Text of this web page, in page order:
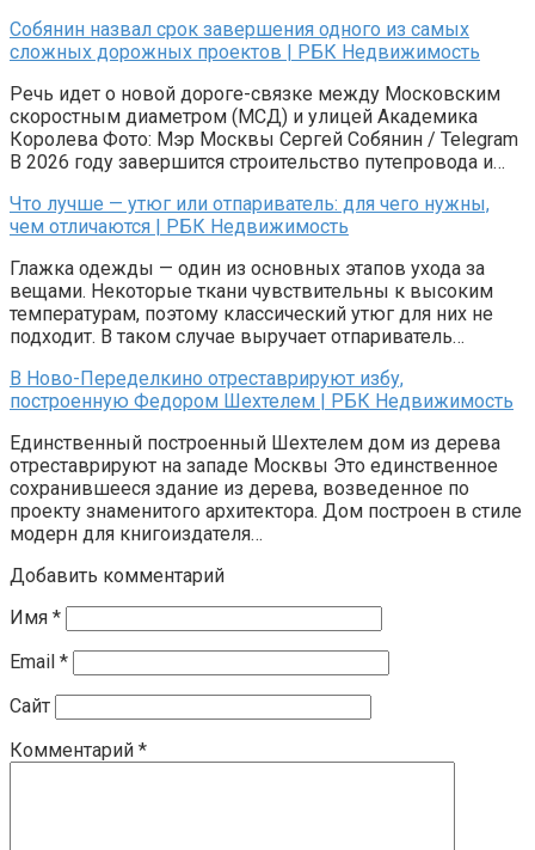
Собянин назвал срок завершения одного из самых
сложных дорожных проектов | РБК Недвижимость
Речь идет о новой дороге-связке между Московским
скоростным диаметром (МСД) и улицей Академика
Королева Фото: Мэр Москвы Сергей Собянин / Telegram
В 2026 году завершится строительство путепровода и…
Что лучше — утюг или отпариватель: для чего нужны,
чем отличаются | РБК Недвижимость
Глажка одежды — один из основных этапов ухода за
вещами. Некоторые ткани чувствительны к высоким
температурам, поэтому классический утюг для них не
подходит. В таком случае выручает отпариватель…
В Ново-Переделкино отреставрируют избу,
построенную Федором Шехтелем | РБК Недвижимость
Единственный построенный Шехтелем дом из дерева
отреставрируют на западе Москвы Это единственное
сохранившееся здание из дерева, возведенное по
проекту знаменитого архитектора. Дом построен в стиле
модерн для книгоиздателя…
Добавить комментарий
Имя *
Email *
Сайт
Комментарий *